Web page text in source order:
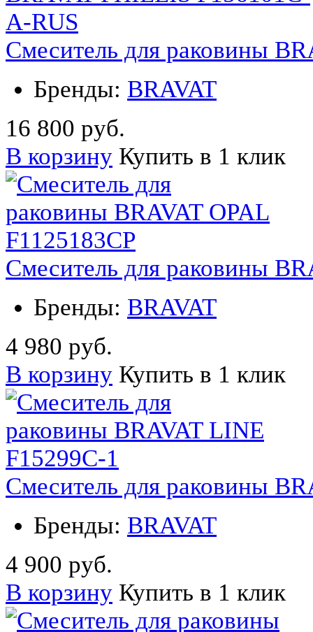
Смеситель для раковины
Бренды: BRAVAT
16 800 руб.
В корзину Купить в 1 клик
Смеситель для раковины
Бренды: BRAVAT
4 980 руб.
В корзину Купить в 1 клик
Смеситель для раковины
Бренды: BRAVAT
4 900 руб.
В корзину Купить в 1 клик